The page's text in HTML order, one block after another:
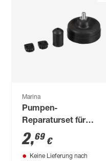
Marina
Pumpen-
Reparaturset für
Modell 75
2,69 €
Keine Lieferung nach